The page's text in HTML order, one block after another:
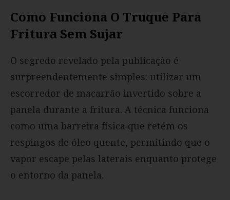
Como Funciona O Truque Para
Fritura Sem Sujar
O segredo revelado pela publicação é
surpreendentemente simples: utilizar um
escorredor de macarrão invertido sobre a
panela durante a fritura. A técnica funciona
como uma barreira física que retém os
respingos de óleo quente, permitindo que o
vapor escape pelas laterais enquanto protege
o entorno da panela.